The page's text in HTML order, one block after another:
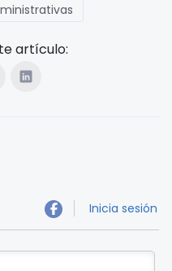
artículo:
Inicia sesión